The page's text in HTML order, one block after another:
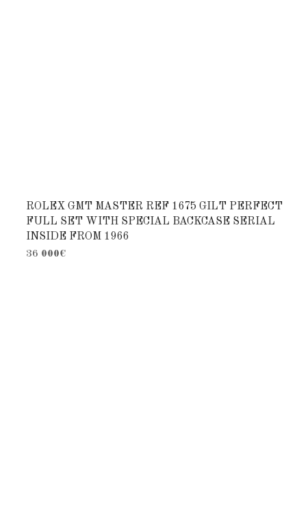
ROLEX GMT MASTER REF 1675 GILT PERFECT
FULL SET WITH SPECIAL BACKCASE SERIAL
INSIDE FROM 1966
36 000€